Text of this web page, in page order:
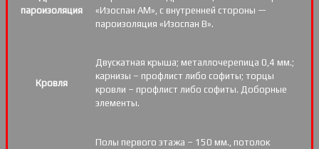
пароизоляция
«Изоспан АМ», с внутренней стороны —
пароизоляция «Изоспан B».
Кровля
Двускатная крыша; металлочерепица 0,4 мм.;
карнизы – профлист либо софиты; торцы
кровли – профлист либо софиты. Доборные
элементы.
Полы первого этажа – 150 мм., потолок